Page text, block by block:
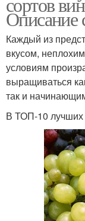
Описание
Каждый из
вкусом,
условиям
выращиваться
так и
В ТОП-10 лучших